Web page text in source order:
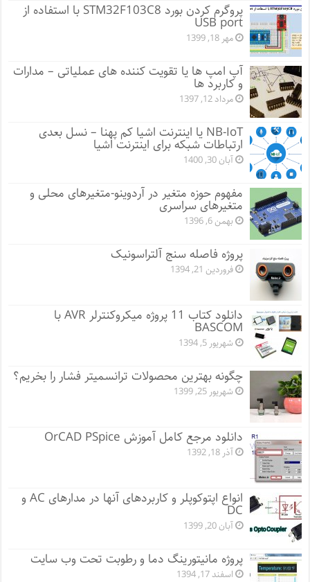
پروگرم کردن بورد STM32F103C8 با استفاده از
USB port
مهر 18, 1399
آپ امپ ها یا تقویت کننده های عملیاتی – مدارات
و کاربرد ها
مرداد 12, 1397
NB-IoT یا اینترنت اشیا کم پهنا – نسل بعدی
ارتباطات شبکه برای اینترنت اشیا
آبان 30, 1400
مفهوم حوزه متغیر در آردوینو-متغیرهای محلی و
متغیرهای سراسری
بهمن 6, 1396
پروژه فاصله سنج آلتراسونیک
فروردین 21, 1394
دانلود کتاب 11 پروژه میکروکنترلر AVR با
BASCOM
شهریور 5, 1394
چگونه بهترین محصولات ترانسمیتر فشار را بخریم؟
شهریور 25, 1399
دانلود مرجع کامل آموزش OrCAD PSpice
آذر 18, 1392
انواع اپتوکوپلر و کاربردهای آنها در مدارهای AC و
DC
آبان 20, 1399
پروژه مانيتورينگ دما و رطوبت تحت وب سایت
اسفند 17, 1394